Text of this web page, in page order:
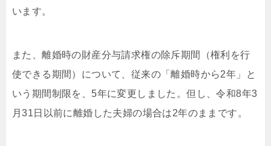
います。
また、離婚時の財産分与請求権の除斥期間（権利を行
使できる期間）について、従来の「離婚時から2年」と
いう期間制限を、5年に変更しました。但し、令和8年3
月31日以前に離婚した夫婦の場合は2年のままです。